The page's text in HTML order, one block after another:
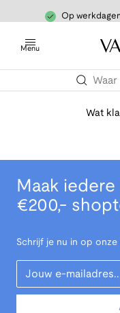
Op
Menu
Wat
Maak
€200,-
Schrijf je nu in op onze
Your Email